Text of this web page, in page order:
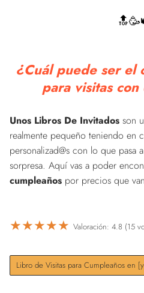
¿Cuál puede ser el
para visitas
Unos Libros De Invitados son
realmente pequeño teniendo en
personalizad@s con lo que pasa
sorpresa. Aquí vas a poder
cumpleaños por precios que
★★★★★ Valoración: 4.8 (15
Libro de Visitas para Cumpleaños en